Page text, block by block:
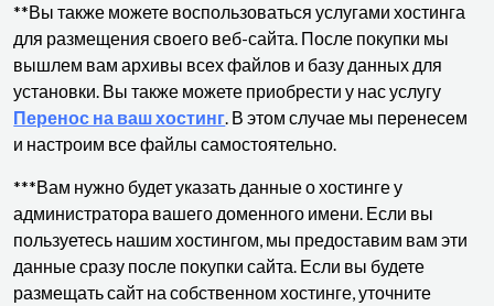
**Вы также можете воспользоваться услугами хостинга
для размещения своего веб-сайта. После покупки мы
вышлем вам архивы всех файлов и базу данных для
установки. Вы также можете приобрести у нас услугу
Перенос на ваш хостинг. В этом случае мы перенесем
и настроим все файлы самостоятельно.
***Вам нужно будет указать данные о хостинге у
администратора вашего доменного имени. Если вы
пользуетесь нашим хостингом, мы предоставим вам эти
данные сразу после покупки сайта. Если вы будете
размещать сайт на собственном хостинге, уточните